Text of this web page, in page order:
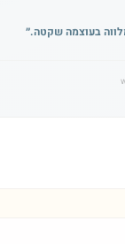
בעוצמה שקטה.״